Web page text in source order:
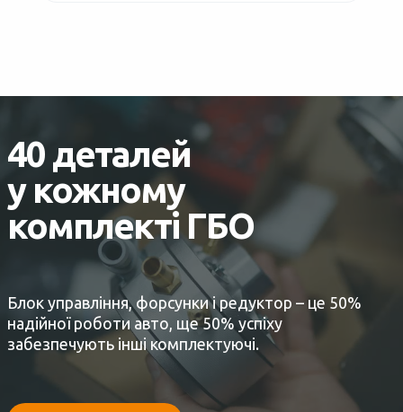
40 деталей
у кожному
комплекті ГБО
Блок управління, форсунки і редуктор – це 50%
надійної роботи авто, ще 50% успіху
забезпечують інші комплектуючі.